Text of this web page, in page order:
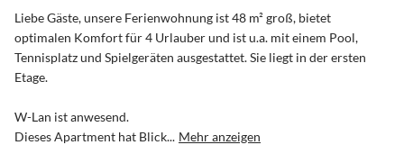
Liebe Gäste, unsere Ferienwohnung ist 48 m² groß, bietet
optimalen Komfort für 4 Urlauber und ist u.a. mit einem Pool,
Tennisplatz und Spielgeräten ausgestattet. Sie liegt in der ersten
Etage.
W-Lan ist anwesend.
Dieses Apartment hat Blick... Mehr anzeigen